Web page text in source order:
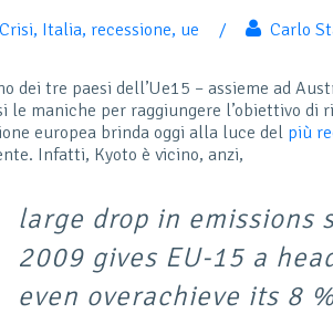
Crisi, Italia, recessione, ue / Carlo
dei tre paesi dell’Ue15 – assieme ad
le maniche per raggiungere l’obiettivo di
europea brinda oggi alla luce del più
Infatti, Kyoto è vicino, anzi,
large drop in emissions
2009 gives EU-15 a
even overachieve its 8